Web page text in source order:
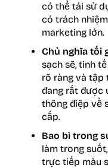
có thể tái sử
có trách
marketing lớn.
Chủ nghĩa tối
sạch sẽ, tinh
rõ ràng và tập
đang rất được
thông điệp về
cấp.
Bao bì trong
làm trong
trực tiếp màu